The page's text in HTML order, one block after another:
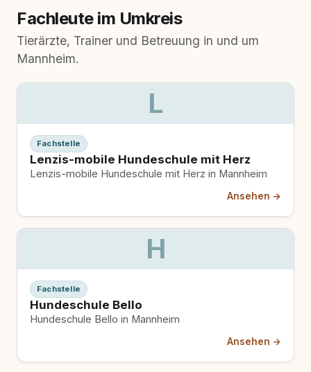
Fachleute im Umkreis
Tierärzte, Trainer und Betreuung in und um
Mannheim.
L
Fachstelle
Lenzis-mobile Hundeschule mit Herz
Lenzis-mobile Hundeschule mit Herz in Mannheim
Ansehen →
H
Fachstelle
Hundeschule Bello
Hundeschule Bello in Mannheim
Ansehen →